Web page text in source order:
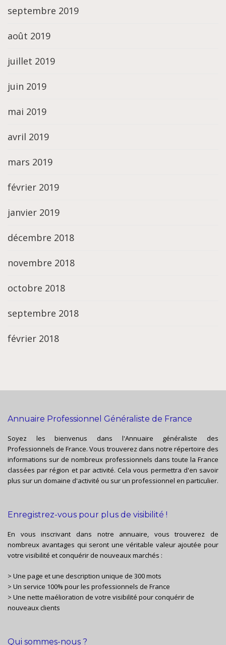
septembre 2019
août 2019
juillet 2019
juin 2019
mai 2019
avril 2019
mars 2019
février 2019
janvier 2019
décembre 2018
novembre 2018
octobre 2018
septembre 2018
février 2018
Annuaire Professionnel Généraliste de France
Soyez les bienvenus dans l'Annuaire généraliste des
Professionnels de France. Vous trouverez dans notre répertoire des
informations sur de nombreux professionnels dans toute la France
classées par région et par activité. Cela vous permettra d'en savoir
plus sur un domaine d'activité ou sur un professionnel en particulier.
Enregistrez-vous pour plus de visibilité !
En vous inscrivant dans notre annuaire, vous trouverez de
nombreux avantages qui seront une véritable valeur ajoutée pour
votre visibilité et conquérir de nouveaux marchés :
> Une page et une description unique de 300 mots
> Un service 100% pour les professionnels de France
> Une nette maélioration de votre visibilité pour conquérir de
nouveaux clients
Qui sommes-nous ?